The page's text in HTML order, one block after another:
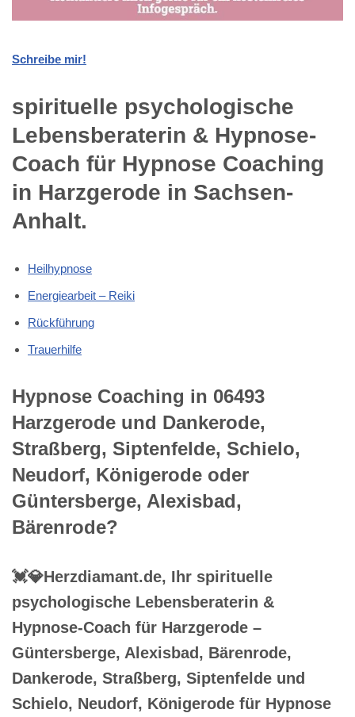
Schreibe mir!
spirituelle psychologische
Lebensberaterin & Hypnose-
Coach für Hypnose Coaching
in Harzgerode in Sachsen-
Anhalt.
Heilhypnose
Energiearbeit – Reiki
Rückführung
Trauerhilfe
Hypnose Coaching in 06493
Harzgerode und Dankerode,
Straßberg, Siptenfelde, Schielo,
Neudorf, Königerode oder
Güntersberge, Alexisbad,
Bärenrode?
💓️💎Herzdiamant.de, Ihr spirituelle
psychologische Lebensberaterin &
Hypnose-Coach für Harzgerode –
Güntersberge, Alexisbad, Bärenrode,
Dankerode, Straßberg, Siptenfelde und
Schielo, Neudorf, Königerode für Hypnose